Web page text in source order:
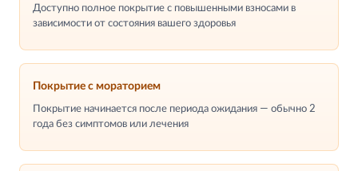
Доступно полное покрытие с повышенными взносами в
зависимости от состояния вашего здоровья
Покрытие с мораторием
Покрытие начинается после периода ожидания — обычно 2
года без симптомов или лечения